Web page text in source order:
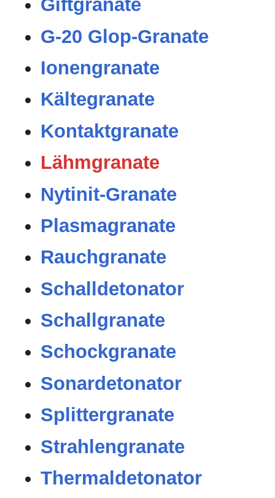
Giftgranate
G-20 Glop-Granate
Ionengranate
Kältegranate
Kontaktgranate
Lähmgranate
Nytinit-Granate
Plasmagranate
Rauchgranate
Schalldetonator
Schallgranate
Schockgranate
Sonardetonator
Splittergranate
Strahlengranate
Thermaldetonator